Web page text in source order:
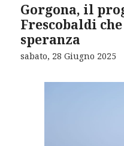
Gorgona, il
Frescobaldi
speranza
sabato, 28 Giugno 2025